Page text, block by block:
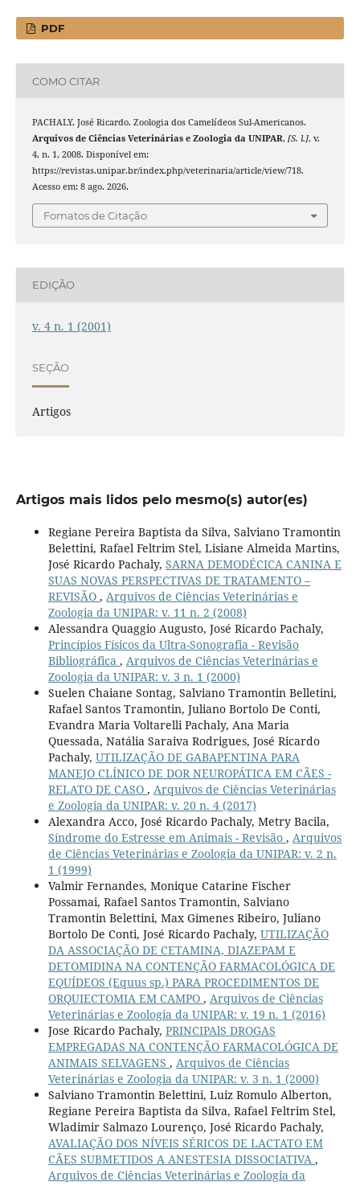
PDF
COMO CITAR
PACHALY, José Ricardo. Zoologia dos Camelídeos Sul-Americanos.
Arquivos de Ciências Veterinárias e Zoologia da UNIPAR, [S. l.], v.
4, n. 1, 2008. Disponível em:
https://revistas.unipar.br/index.php/veterinaria/article/view/718.
Acesso em: 8 ago. 2026.
Fomatos de Citação
EDIÇÃO
v. 4 n. 1 (2001)
SEÇÃO
Artigos
Artigos mais lidos pelo mesmo(s) autor(es)
Regiane Pereira Baptista da Silva, Salviano Tramontin
Belettini, Rafael Feltrim Stel, Lisiane Almeida Martins,
José Ricardo Pachaly, SARNA DEMODÉCICA CANINA E
SUAS NOVAS PERSPECTIVAS DE TRATAMENTO –
REVISÃO , Arquivos de Ciências Veterinárias e
Zoologia da UNIPAR: v. 11 n. 2 (2008)
Alessandra Quaggio Augusto, José Ricardo Pachaly,
Princípios Físicos da Ultra-Sonografia - Revisão
Bibliográfica , Arquivos de Ciências Veterinárias e
Zoologia da UNIPAR: v. 3 n. 1 (2000)
Suelen Chaiane Sontag, Salviano Tramontin Belletini,
Rafael Santos Tramontin, Juliano Bortolo De Conti,
Evandra Maria Voltarelli Pachaly, Ana Maria
Quessada, Natália Saraiva Rodrigues, José Ricardo
Pachaly, UTILIZAÇÃO DE GABAPENTINA PARA
MANEJO CLÍNICO DE DOR NEUROPÁTICA EM CÃES -
RELATO DE CASO , Arquivos de Ciências Veterinárias
e Zoologia da UNIPAR: v. 20 n. 4 (2017)
Alexandra Acco, José Ricardo Pachaly, Metry Bacila,
Síndrome do Estresse em Animais - Revisão , Arquivos
de Ciências Veterinárias e Zoologia da UNIPAR: v. 2 n.
1 (1999)
Valmir Fernandes, Monique Catarine Fischer
Possamai, Rafael Santos Tramontin, Salviano
Tramontin Belettini, Max Gimenes Ribeiro, Juliano
Bortolo De Conti, José Ricardo Pachaly, UTILIZAÇÃO
DA ASSOCIAÇÃO DE CETAMINA, DIAZEPAM E
DETOMIDINA NA CONTENÇÃO FARMACOLÓGICA DE
EQUÍDEOS (Equus sp.) PARA PROCEDIMENTOS DE
ORQUIECTOMIA EM CAMPO , Arquivos de Ciências
Veterinárias e Zoologia da UNIPAR: v. 19 n. 1 (2016)
Jose Ricardo Pachaly, PRINCIPAlS DROGAS
EMPREGADAS NA CONTENÇÃO FARMACOLÓGICA DE
ANIMAIS SELVAGENS , Arquivos de Ciências
Veterinárias e Zoologia da UNIPAR: v. 3 n. 1 (2000)
Salviano Tramontin Belettini, Luiz Romulo Alberton,
Regiane Pereira Baptista da Silva, Rafael Feltrim Stel,
Wladimir Salmazo Lourenço, José Ricardo Pachaly,
AVALIAÇÃO DOS NÍVEIS SÉRICOS DE LACTATO EM
CÃES SUBMETIDOS A ANESTESIA DISSOCIATIVA ,
Arquivos de Ciências Veterinárias e Zoologia da